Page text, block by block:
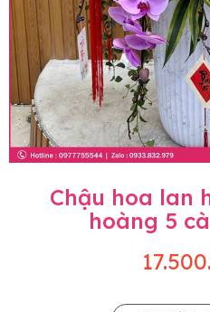
Chậu hoa lan
hoàng 5